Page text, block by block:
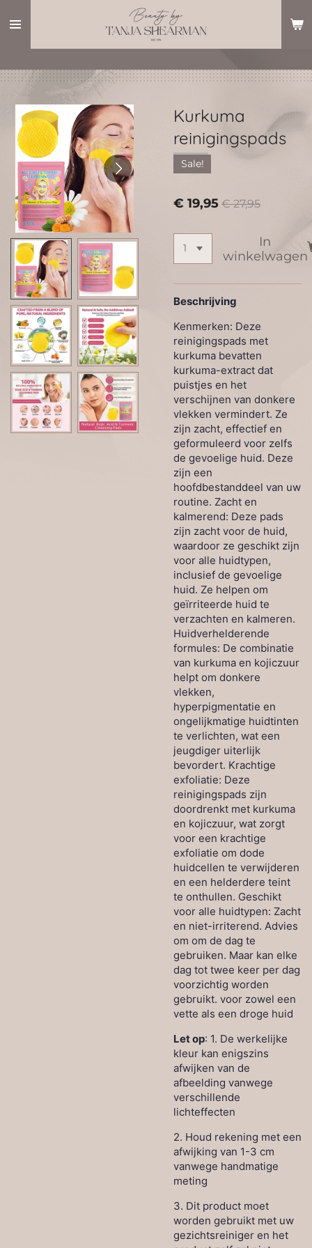
direct
hoofdinhoud
Kurkuma
reinigingspads
Sale!
€ 19,95 € 27,95
In
winkelwagen
Beschrijving
Kenmerken: Deze
reinigingspads met
kurkuma bevatten
kurkuma-extract dat
puistjes en het
verschijnen van donkere
vlekken vermindert. Ze
zijn zacht, effectief en
geformuleerd voor zelfs
de gevoelige huid. Deze
zijn een
hoofdbestanddeel van uw
routine. Zacht en
kalmerend: Deze pads
zijn zacht voor de huid,
waardoor ze geschikt zijn
voor alle huidtypen,
inclusief de gevoelige
huid. Ze helpen om
geïrriteerde huid te
verzachten en kalmeren.
Huidverhelderende
formules: De combinatie
van kurkuma en kojiczuur
helpt om donkere
vlekken,
hyperpigmentatie en
ongelijkmatige huidtinten
te verlichten, wat een
jeugdiger uiterlijk
bevordert. Krachtige
exfoliatie: Deze
reinigingspads zijn
doordrenkt met kurkuma
en kojiczuur, wat zorgt
voor een krachtige
exfoliatie om dode
huidcellen te verwijderen
en een helderdere teint
te onthullen. Geschikt
voor alle huidtypen: Zacht
en niet-irriterend. Advies
om om de dag te
gebruiken. Maar kan elke
dag tot twee keer per dag
voorzichtig worden
gebruikt. voor zowel een
vette als een droge huid
Let op: 1. De werkelijke
kleur kan enigszins
afwijken van de
afbeelding vanwege
verschillende
lichteffecten
2. Houd rekening met een
afwijking van 1-3 cm
vanwege handmatige
meting
3. Dit product moet
worden gebruikt met uw
gezichtsreiniger en het